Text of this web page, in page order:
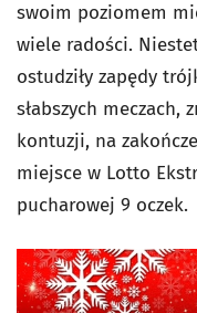
swoim poziomem
wiele radości.
ostudziły zapędy
słabszych meczach,
kontuzji, na
miejsce w Lotto
pucharowej 9 oczek.